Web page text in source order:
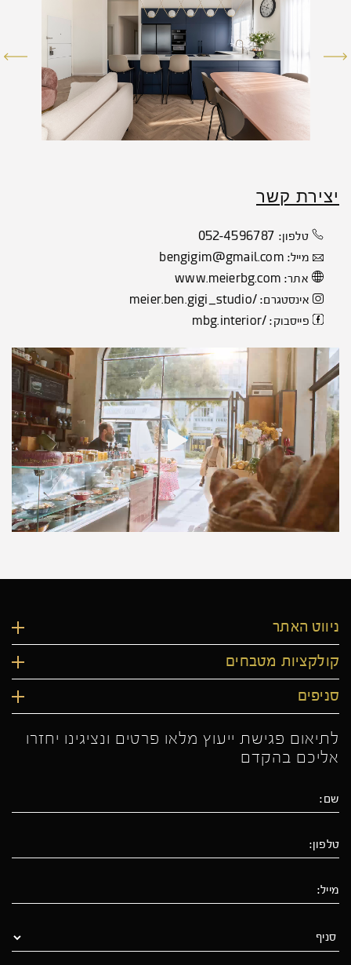
יצירת קשר
טלפון: 052-4596787
מייל: bengigim@gmail.com
אתר: www.meierbg.com
אינסטגרם: /meier.ben.gigi_studio
פייסבוק: /mbg.interior
ניווט האתר
קולקציות מטבחים
סניפים
לתיאום פגישת ייעוץ מלאו פרטים ונציגינו יחזרו
אליכם בהקדם